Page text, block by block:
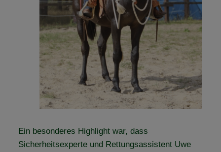
Ein besonderes Highlight war, dass
Sicherheitsexperte und Rettungsassistent Uwe